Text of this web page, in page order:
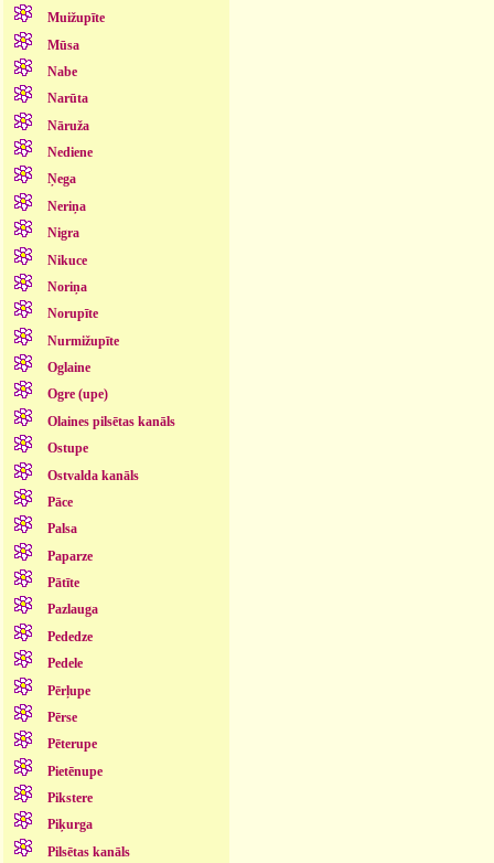
Muižupīte
Mūsa
Nabe
Narūta
Nāruža
Nediene
Ņega
Neriņa
Nigra
Nikuce
Noriņa
Norupīte
Nurmižupīte
Oglaine
Ogre (upe)
Olaines pilsētas kanāls
Ostupe
Ostvalda kanāls
Pāce
Palsa
Paparze
Pātīte
Pazlauga
Pededze
Pedele
Pērļupe
Pērse
Pēterupe
Pietēnupe
Pikstere
Piķurga
Pilsētas kanāls